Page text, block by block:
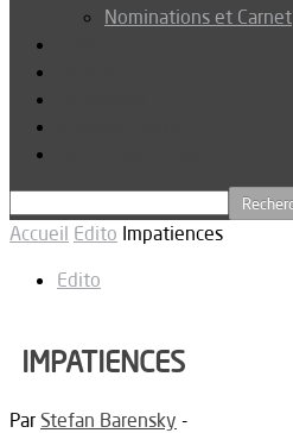
Nominations et Carnet
Accueil Edito Impatiences
Edito
IMPATIENCES
Par Stefan Barensky -